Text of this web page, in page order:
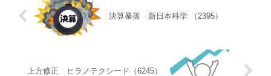
決算暴落 新日本科学 （2395）
上方修正 ヒラノテクシード（6245）